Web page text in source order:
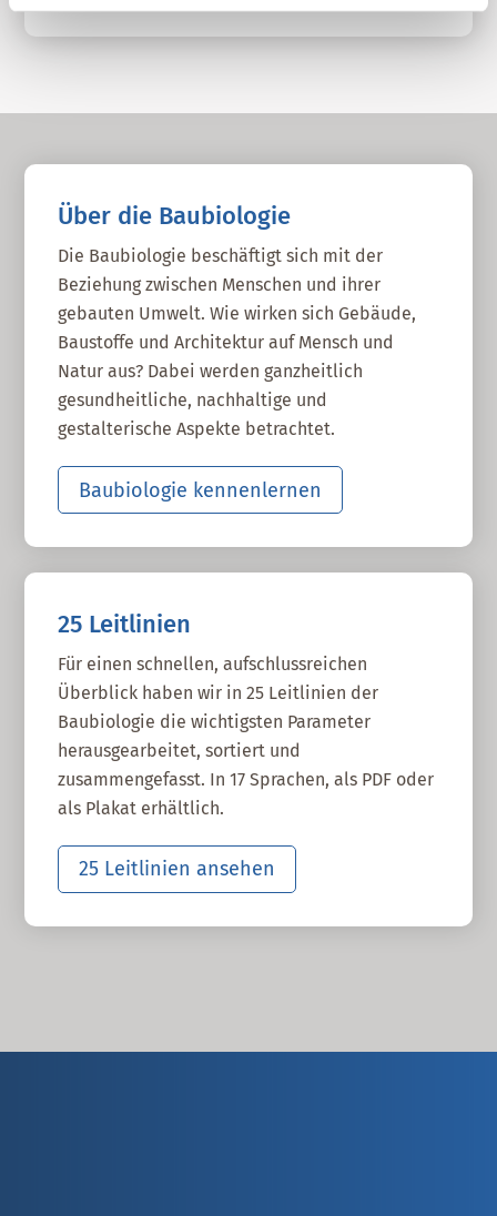
Über die Baubiologie
Die Baubiologie beschäftigt sich mit der
Beziehung zwischen Menschen und ihrer
gebauten Umwelt. Wie wirken sich Gebäude,
Baustoffe und Architektur auf Mensch und
Natur aus? Dabei werden ganzheitlich
gesundheitliche, nachhaltige und
gestalterische Aspekte betrachtet.
Baubiologie kennenlernen
25 Leitlinien
Für einen schnellen, aufschlussreichen
Überblick haben wir in 25 Leitlinien der
Baubiologie die wichtigsten Parameter
herausgearbeitet, sortiert und
zusammengefasst. In 17 Sprachen, als PDF oder
als Plakat erhältlich.
25 Leitlinien ansehen